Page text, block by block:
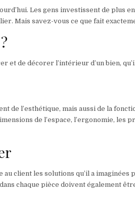
Les gens investissent de plus
Mais savez-vous ce que fait
de décorer l’intérieur d’un bien, qu’il
de l’esthétique, mais aussi de la
de l’espace, l’ergonomie, les
client les solutions qu’il a imaginées
chaque pièce doivent également